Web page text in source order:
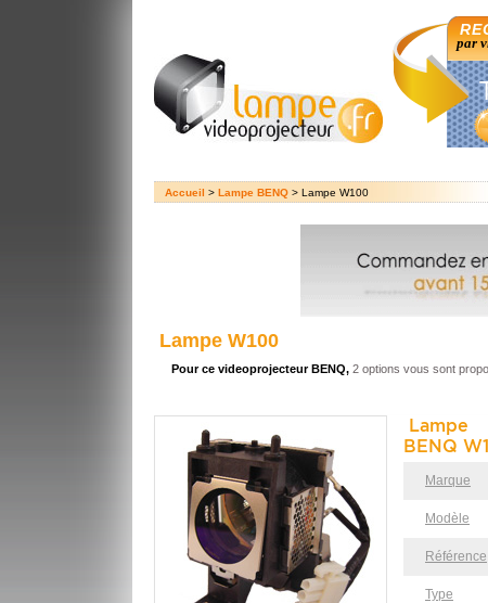
par
Accueil > Lampe BENQ > Lampe W100
Lampe W100
Pour ce videoprojecteur BENQ, 2 options vous sont
BENQ
Marque
Modèle
Référence
Type